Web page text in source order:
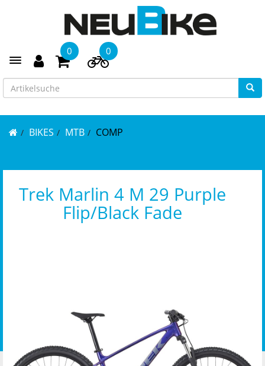
Toggle navigation
0 0
BIKES MTB COMP
Trek Marlin 4 M 29 Purple
Flip/Black Fade